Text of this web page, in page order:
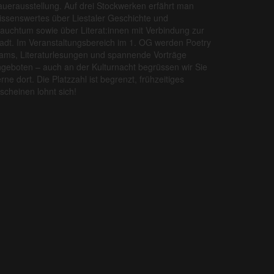
Auf drei Stockwerken erfährt man
über Liestaler Geschichte und
sowie über Literat:innen mit Verbindung zur
Im Veranstaltungsbereich im 1. OG werden Poetry
Literaturlesungen und spannende Vorträge
– auch an der Kulturnacht begrüssen wir Sie
dort. Die Platzzahl ist begrenzt, frühzeitiges
lohnt sich!